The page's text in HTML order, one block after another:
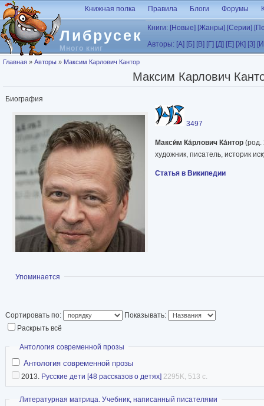
Перейти к основному содержанию
Либрусек
Много книг
Книжная полка Правила Блоги Форумы
Книги: [Новые] [Жанры] [Серии]
Авторы: [А] [Б] [В] [Г] [Д] [Е] [Ж] [З]
Вы здесь
Главная » Авторы » Максим Карлович Кантор
Максим Карлович
Биография
3497
Макси́м Ка́рлович Ка́нтор (род.
художник, писатель, историк
Статья в Википедии
Показать
Упоминается
Сортировать по:
Показывать:
Раскрыть всё
Скрыть
Антология современной прозы
Антология современной прозы
2013. Русские дети [48 рассказов о детях] 2295K, 513 с.
Скрыть
Литературная матрица. Учебник, написанный писателями